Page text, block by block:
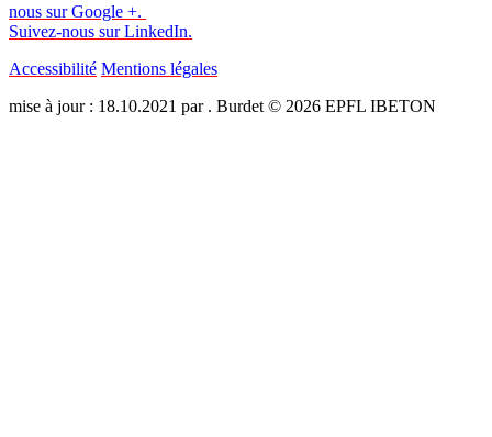
nous sur Google +.
Suivez-nous sur LinkedIn.
Accessibilité Mentions légales
mise à jour : 18.10.2021 par . Burdet © 2026 EPFL IBETON